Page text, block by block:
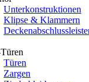
Unterkonstruktionen
Klipse & Klammern
Türen
Zargen